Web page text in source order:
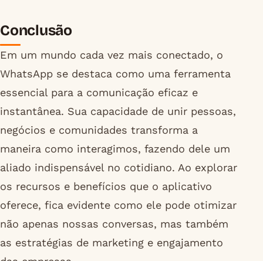
Conclusão
Em um mundo cada vez mais conectado, o
WhatsApp se destaca como uma ferramenta
essencial para a comunicação eficaz e
instantânea. Sua capacidade de unir pessoas,
negócios e comunidades transforma a
maneira como interagimos, fazendo dele um
aliado indispensável no cotidiano. Ao explorar
os recursos e benefícios que o aplicativo
oferece, fica evidente como ele pode otimizar
não apenas nossas conversas, mas também
as estratégias de marketing e engajamento